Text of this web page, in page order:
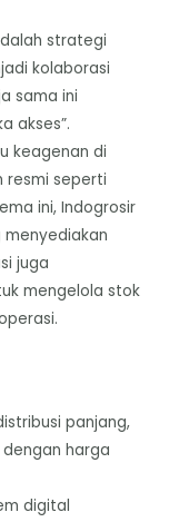
strategi
kolaborasi
sama ini
akses”.
keagenan di
resmi seperti
ini, Indogrosir
juga
mengelola stok
panjang,
harga
digital